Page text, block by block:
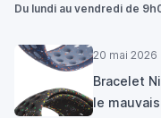
Du lundi au vendredi de
20 mai 2026
Bracelet
le